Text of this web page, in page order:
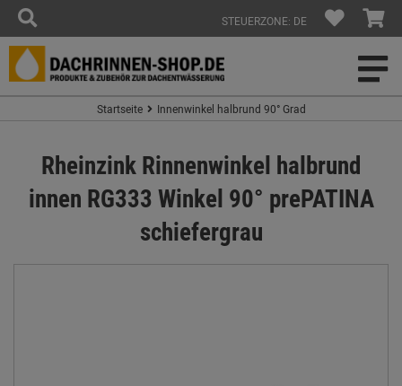
STEUERZONE: DE
Startseite Innenwinkel halbrund 90° Grad
Rheinzink Rinnenwinkel halbrund
innen RG333 Winkel 90° prePATINA
schiefergrau